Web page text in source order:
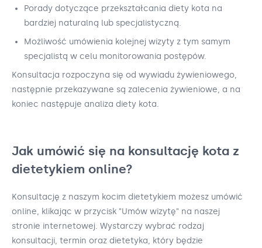
Porady dotyczące przekształcania diety kota na
bardziej naturalną lub specjalistyczną.
Możliwość umówienia kolejnej wizyty z tym samym
specjalistą w celu monitorowania postępów.
Konsultacja rozpoczyna się od wywiadu żywieniowego,
następnie przekazywane są zalecenia żywieniowe, a na
koniec następuje analiza diety kota.
Jak umówić się na konsultację kota z
dietetykiem online?
Konsultację z naszym kocim dietetykiem możesz umówić
online, klikając w przycisk "Umów wizytę" na naszej
stronie internetowej. Wystarczy wybrać rodzaj
konsultacji, termin oraz dietetyka, który będzie